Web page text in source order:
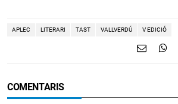
APLEC LITERARI TAST VALLVERDÚ V EDICIÓ
COMENTARIS